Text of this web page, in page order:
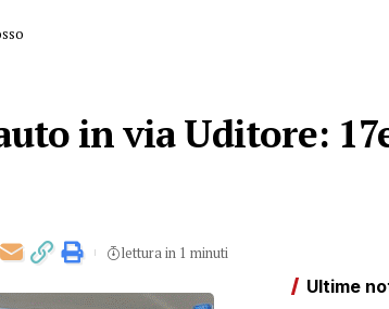
in via Uditore:
lettura in 1 minuti
Ultime